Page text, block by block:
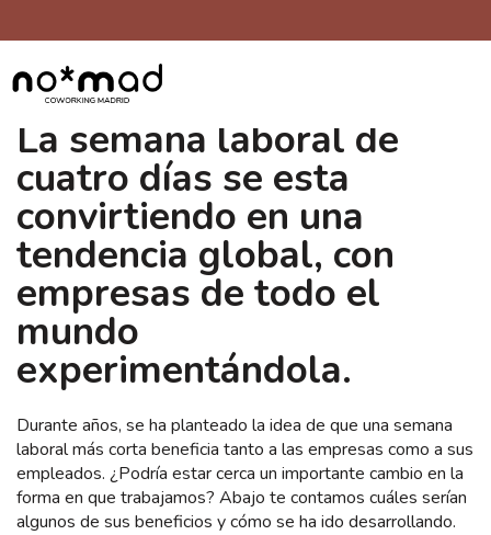
La semana laboral de
cuatro días se esta
convirtiendo en una
tendencia global, con
empresas de todo el
mundo
experimentándola.
Durante años, se ha planteado la idea de que una semana
laboral más corta beneficia tanto a las empresas como a sus
empleados. ¿Podría estar cerca un importante cambio en la
forma en que trabajamos? Abajo te contamos cuáles serían
algunos de sus beneficios y cómo se ha ido desarrollando.